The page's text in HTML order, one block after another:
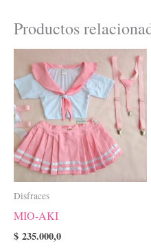
Productos
Disfraces
MIO-AKI
$ 235.000,0
Este
tiene
se